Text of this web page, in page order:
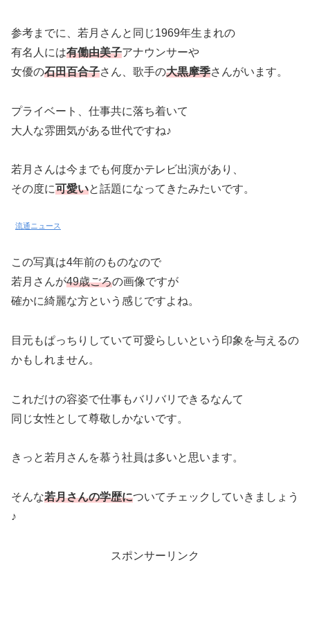
参考までに、若月さんと同じ1969年生まれの
有名人には有働由美子アナウンサーや
女優の石田百合子さん、歌手の大黒摩季さんがいます。
プライベート、仕事共に落ち着いて
大人な雰囲気がある世代ですね♪
若月さんは今までも何度かテレビ出演があり、
その度に可愛いと話題になってきたみたいです。
流通ニュース
この写真は4年前のものなので
若月さんが49歳ごろの画像ですが
確かに綺麗な方という感じですよね。
目元もぱっちりしていて可愛らしいという印象を与えるの
かもしれません。
これだけの容姿で仕事もバリバリできるなんて
同じ女性として尊敬しかないです。
きっと若月さんを慕う社員は多いと思います。
そんな若月さんの学歴についてチェックしていきましょう
♪
スポンサーリンク